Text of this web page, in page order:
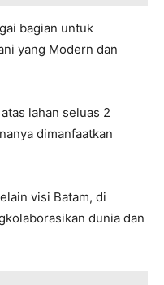
bagian untuk
yang Modern dan
lahan seluas 2
dimanfaatkan
visi Batam, di
dunia dan